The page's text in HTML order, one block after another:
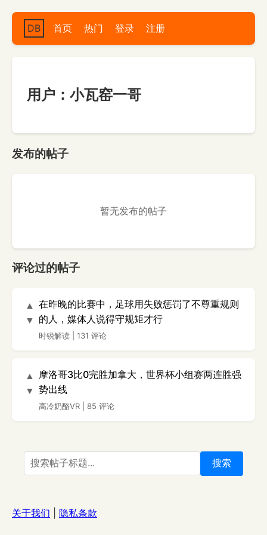
DB 首页 热门 登录 注册
用户：小瓦窑一哥
发布的帖子
暂无发布的帖子
评论过的帖子
▲
▼
在昨晚的比赛中，足球用失败惩罚了不尊重规则
的人，媒体人说得守规矩才行
时锐解读 131 评论
▲
▼
摩洛哥3比0完胜加拿大，世界杯小组赛两连胜强
势出线
高冷奶酪VR 85 评论
搜索
关于我们 隐私条款